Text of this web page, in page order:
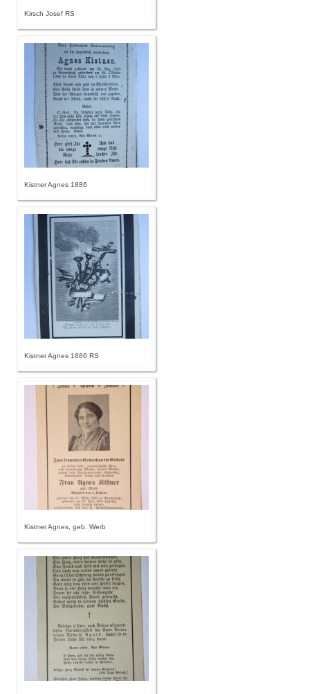
Kirsch Josef RS
Kistner Agnes 1886
Kistner Agnes 1886 RS
Kistner Agnes, geb. Werb